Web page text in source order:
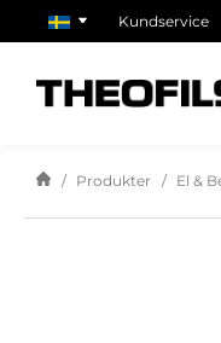
Kundservice
Produkter El &